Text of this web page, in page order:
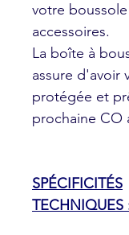
votre
accessoires.
La boîte à
assure d'avoir
protégée et
prochaine CO
SPÉCIFICITÉS
TECHNIQUES